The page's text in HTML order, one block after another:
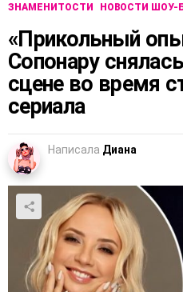
ЗНАМЕНИТОСТИ НОВОСТИ ШОУ-
«Прикольный
Сопонару
сцене во время
сериала
Написала Диана